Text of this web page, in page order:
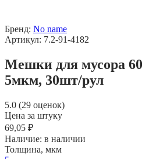
Бренд: No name
Артикул: 7.2-91-4182
Мешки для мусора
5мкм, 30шт/рул
5.0 (29 оценок)
Цена за штуку
69,05 ₽
Наличие: в наличии
Толщина, мкм